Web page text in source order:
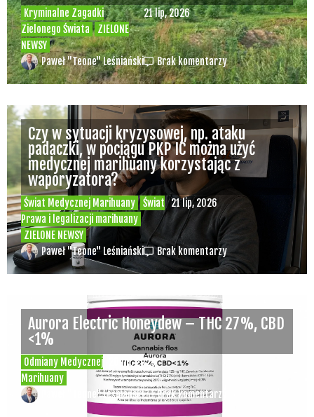
Kryminalne Zagadki
Zielonego Świata
ZIELONE
NEWSY
21 lip, 2026
Paweł "Teone" Leśniański Brak komentarzy
Świat Medycznej Marihuany
Świat
Prawa i legalizacji marihuany
ZIELONE NEWSY
21 lip, 2026
Czy w sytuacji kryzysowej, np. ataku
padaczki, w pociągu PKP IC można użyć
medycznej marihuany korzystając z
waporyzatora?
Paweł "Teone" Leśniański Brak komentarzy
Odmiany Medycznej
Marihuany
20 lip, 2026
Aurora Electric Honeydew – THC 27%, CBD
<1%
Paweł "Teone" Leśniański Brak komentarzy